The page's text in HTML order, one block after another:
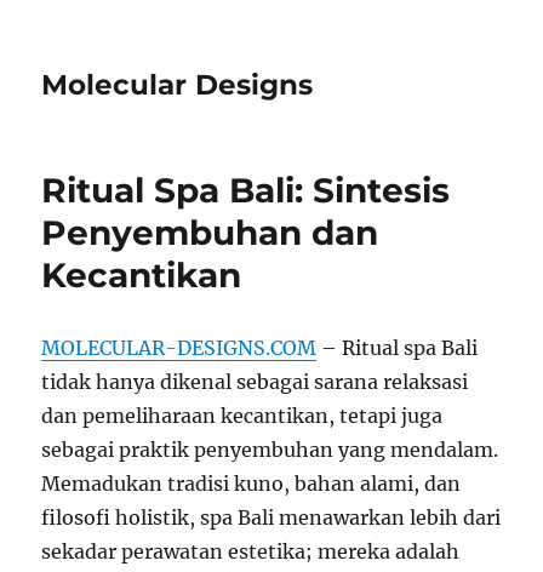
Molecular Designs
Ritual Spa Bali: Sintesis
Penyembuhan dan
Kecantikan
MOLECULAR-DESIGNS.COM – Ritual spa Bali
tidak hanya dikenal sebagai sarana relaksasi
dan pemeliharaan kecantikan, tetapi juga
sebagai praktik penyembuhan yang mendalam.
Memadukan tradisi kuno, bahan alami, dan
filosofi holistik, spa Bali menawarkan lebih dari
sekadar perawatan estetika; mereka adalah